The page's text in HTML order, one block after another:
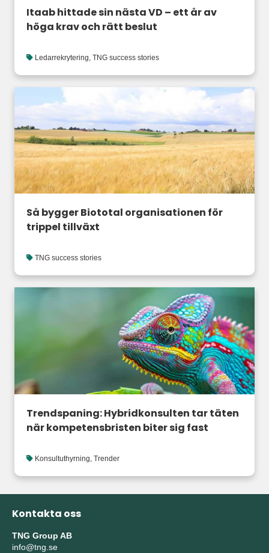
Itaab hittade sin nästa VD – ett år av
höga krav och rätt beslut
Ledarrekrytering TNG success stories
Så bygger Biototal organisationen för
trippel tillväxt
TNG success stories
Trendspaning: Hybridkonsulten tar täten
när kompetensbristen biter sig fast
Konsultuthyrning, Trender
Kontakta oss
TNG Group AB
info@tng.se